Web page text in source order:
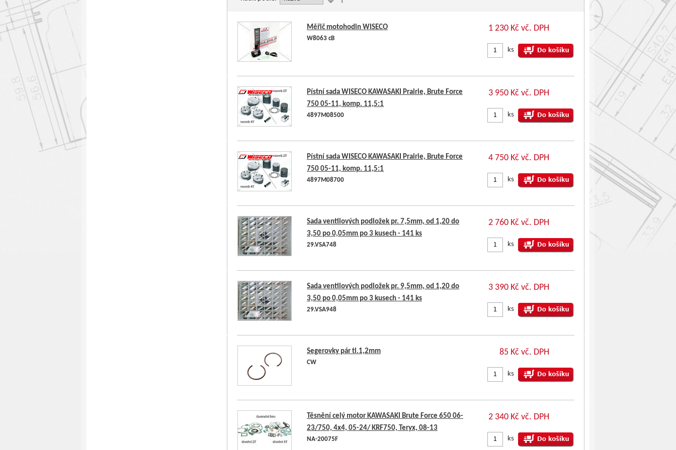
Měřič motohodin WISECO
W8063 cB
1 230 Kč vč. DPH
ks
Pístní sada WISECO KAWASAKI Prairie, Brute Force
750 05-11, komp. 11,5:1
4897M08500
3 950 Kč vč. DPH
ks
Pístní sada WISECO KAWASAKI Prairie, Brute Force
750 05-11, komp. 11,5:1
4897M08700
4 750 Kč vč. DPH
ks
Sada ventilových podložek pr. 7,5mm, od 1,20 do
3,50 po 0,05mm po 3 kusech - 141 ks
29.VSA748
2 760 Kč vč. DPH
ks
Sada ventilových podložek pr. 9,5mm, od 1,20 do
3,50 po 0,05mm po 3 kusech - 141 ks
29.VSA948
3 390 Kč vč. DPH
ks
Segerovky pár tl.1,2mm
CW
85 Kč vč. DPH
ks
Těsnění celý motor KAWASAKI Brute Force 650 06-
23/750, 4x4, 05-24/ KRF750, Teryx, 08-13
NA-20075F
2 340 Kč vč. DPH
ks